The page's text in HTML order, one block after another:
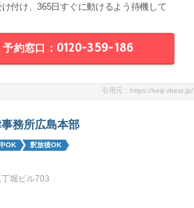
付け、365日すぐに動けるよう待機して
予約窓口：0120-359-186
引用元：https://keiji.vbest.jp/
務所広島本部
OK 釈放後OK
堀ビル703